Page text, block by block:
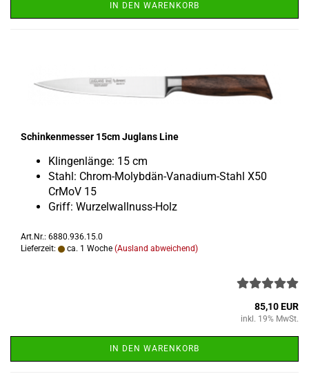
IN DEN WARENKORB
Schin­ken­mes­ser 15cm Jug­lans Line
Klin­gen­län­ge: 15 cm
Stahl: Chrom-​Molybdän-Vanadium-Stahl X50
CrMoV 15
Griff: Wurzelwallnuss-​Holz
Art.Nr.: 6880.936.15.0
Lieferzeit:
ca. 1 Woche (Ausland abweichend)
85,10 EUR
inkl. 19% MwSt.
IN DEN WARENKORB